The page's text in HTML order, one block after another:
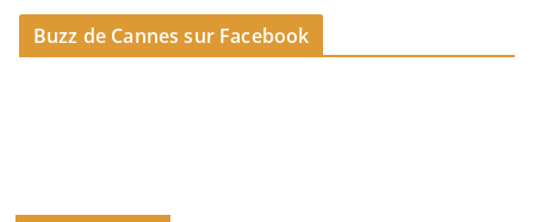
Buzz de Cannes sur Facebook